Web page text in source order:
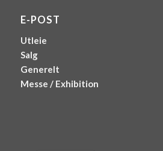
E-POST
Utleie
Salg
Generelt
Messe / Exhibition